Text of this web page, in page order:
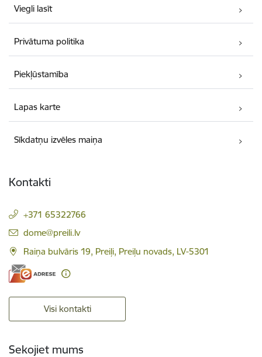
Viegli lasīt
Privātuma politika
Piekļūstamība
Lapas karte
Sīkdatņu izvēles maiņa
Kontakti
+371 65322766
E-pasts:
dome@preili.lv
Raiņa bulvāris 19, Preiļi, Preiļu novads, LV-5301
Visi kontakti
Sekojiet mums